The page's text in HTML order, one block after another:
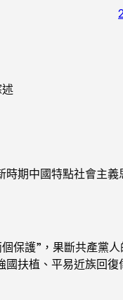
期中國特點社會主義
保護”，果斷共產黨
扶植、平易近族回復